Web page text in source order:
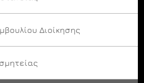
Διοίκησης